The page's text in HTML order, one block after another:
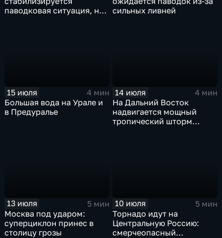
паводковая ситуация, но
сильных ливней
15 июля
4 мин
Большая вода на Урале и
в Предуралье
14 июля
4 мин
На Дальний Восток
надвигается мощный
тропический шторм
13 июля
5 мин
Москва под ударом:
суперциклон принес в
столицу грозы
10 июля
5 мин
Торнадо идут на
Центральную Россию:
смерчеопасный